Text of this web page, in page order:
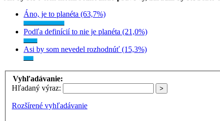
Áno, je to planéta (63,7%)
Podľa definícií to nie je planéta (21,0%)
Asi by som nevedel rozhodnúť (15,3%)
Vyhľadávanie:
Hľadaný výraz:
Rozšírené vyhľadávanie